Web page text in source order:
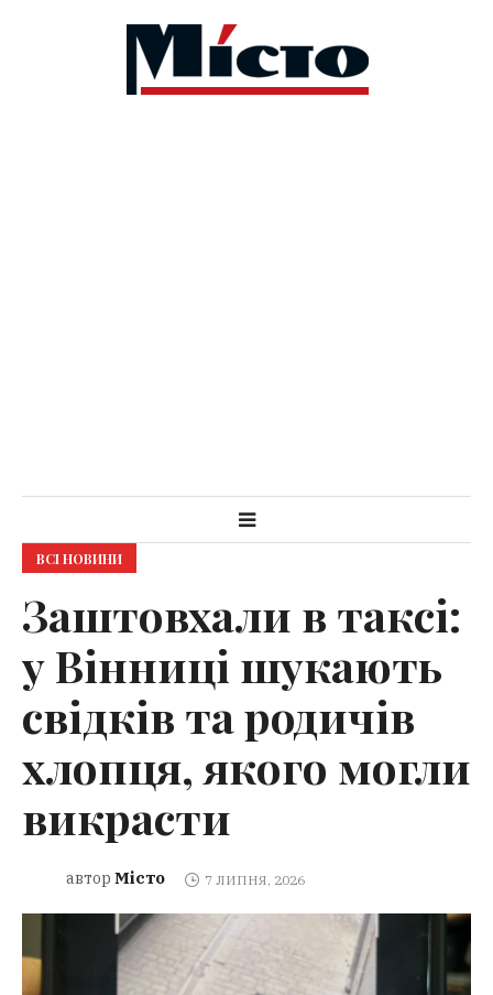
ВСІ НОВИНИ
Заштовхали в таксі:
у Вінниці шукають
свідків та родичів
хлопця, якого могли
викрасти
автор Місто 7 ЛИПНЯ, 2026